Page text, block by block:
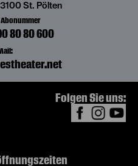
St. Pölten
80 80 600
Folgen Sie uns: